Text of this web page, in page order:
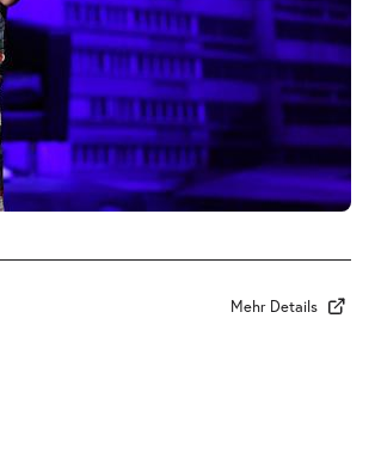
Mehr Details